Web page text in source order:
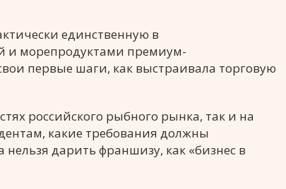
единственную в
и морепродуктами премиум-
первые шаги, как выстраивала торговую
российского рыбного рынка, так и на
какие требования должны
дарить франшизу, как «бизнес в